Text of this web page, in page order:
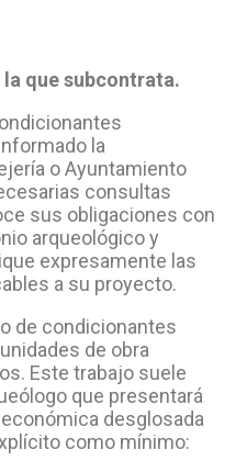
que subcontrata.
la
o Ayuntamiento
consultas
sus obligaciones con
arqueológico y
expresamente las
a su proyecto.
de condicionantes
de obra
Este trabajo suele
que presentará
desglosada
como mínimo: